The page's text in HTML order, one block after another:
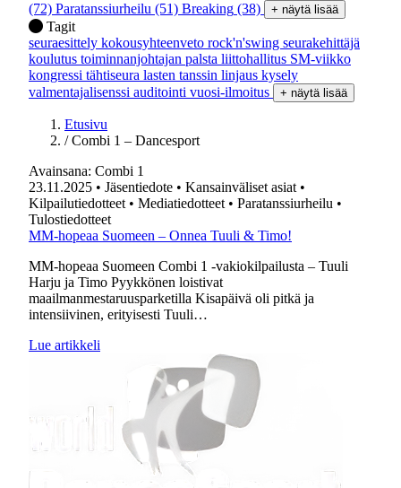
(72) Paratanssiurheilu (51) Breaking (38) + näytä lisää
Tagit
seuraesittely kokousyhteenveto rock'n'swing seurakehittäjä
koulutus toiminnanjohtajan palsta liittohallitus SM-viikko
kongressi tähtiseura lasten tanssin linjaus kysely
valmentajalisenssi auditointi vuosi-ilmoitus + näytä lisää
Etusivu
/ Combi 1 – Dancesport
Avainsana: Combi 1
23.11.2025 • Jäsentiedote • Kansainväliset asiat •
Kilpailutiedotteet • Mediatiedotteet • Paratanssiurheilu •
Tulostiedotteet
MM-hopeaa Suomeen – Onnea Tuuli & Timo!
MM-hopeaa Suomeen Combi 1 -vakiokilpailusta – Tuuli
Harju ja Timo Pyykkönen loistivat
maailmanmestaruusparketilla Kisapäivä oli pitkä ja
intensiivinen, erityisesti Tuuli…
Lue artikkeli